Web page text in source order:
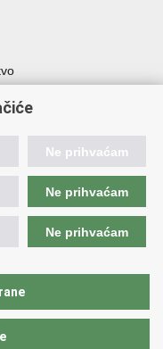
u Zadru (MCPA)
Ne prihvaćam
Ne prihvaćam
Ne prihvaćam